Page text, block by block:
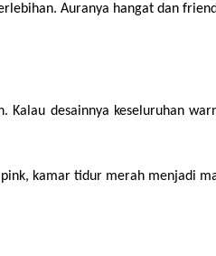
Auranya hangat dan
desainnya keseluruhan
kamar tidur merah menjadi